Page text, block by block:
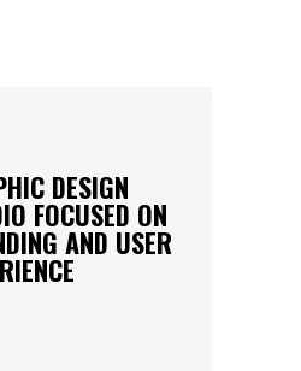
DESIGN
FOCUSED ON
AND USER